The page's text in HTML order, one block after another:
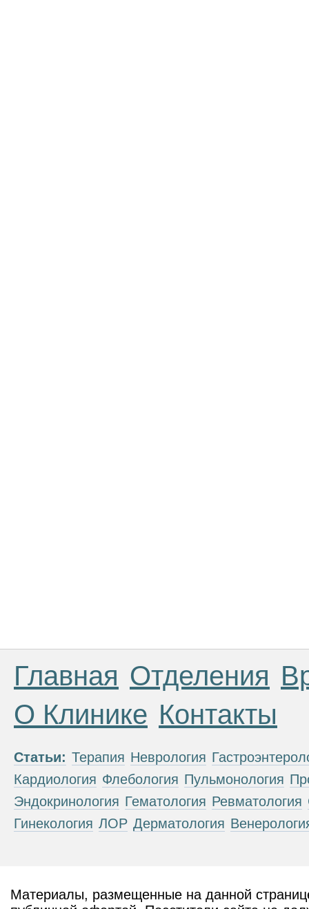
Главная Отделения
О Клинике Контакты
Статьи: Терапия Неврология
Кардиология Флебология Пульмонология
Эндокринология Гематология Ревматология
Гинекология ЛОР Дерматология
Материалы, размещенные на данной